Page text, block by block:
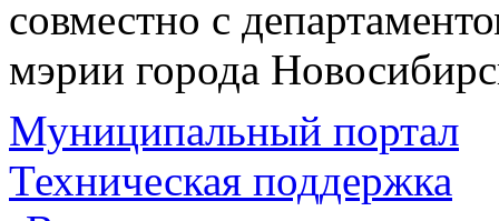
совместно с
мэрии города
Муниципальный портал
Техническая поддержка